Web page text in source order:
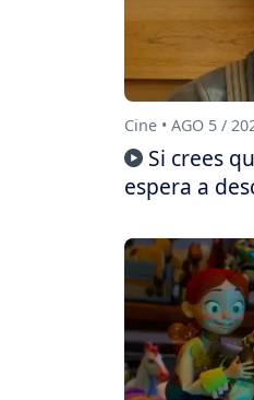
Cine • AGO 5 /
Si crees
espera a